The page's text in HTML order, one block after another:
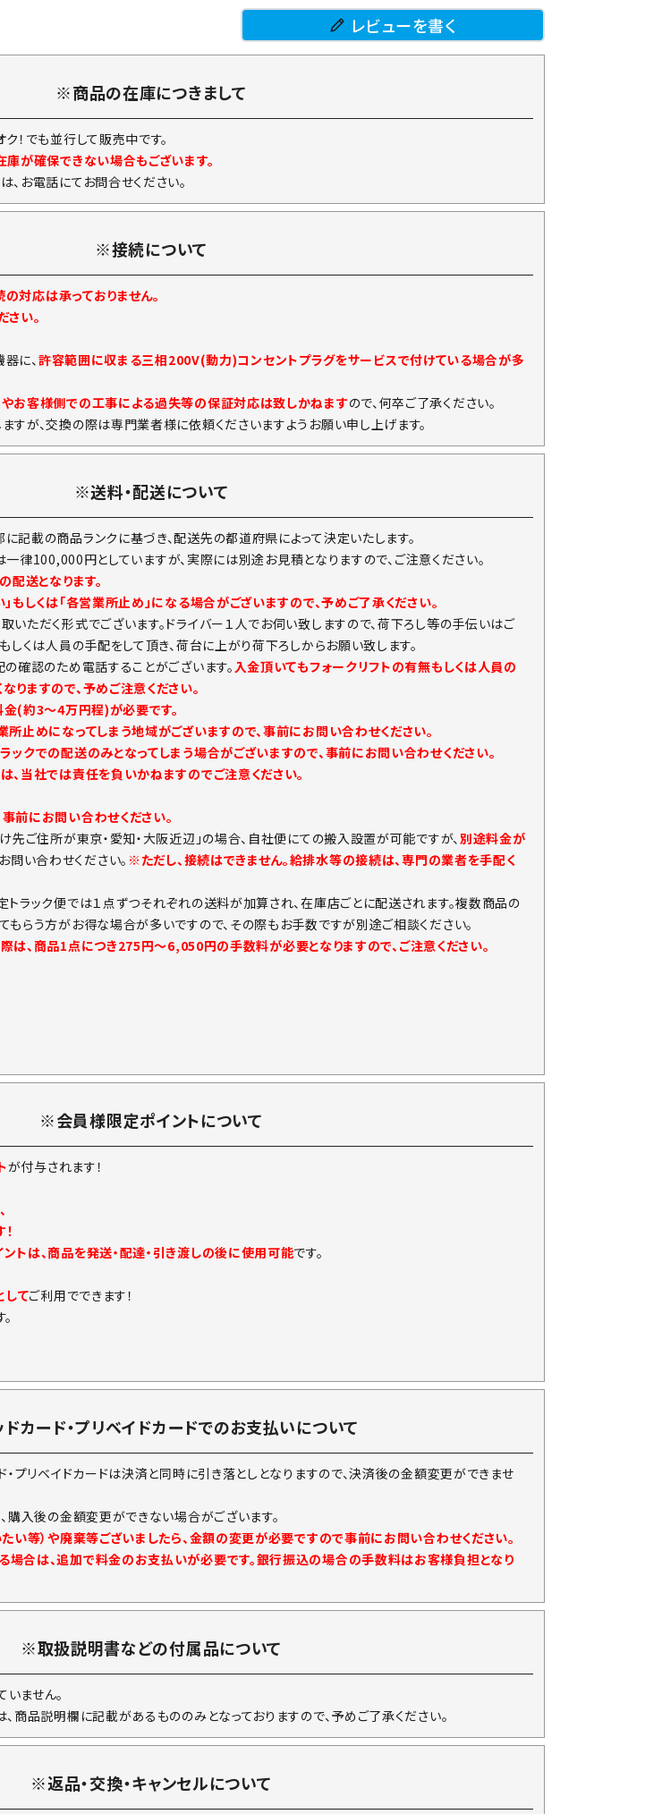
レビューを書く
※商品の在庫につきまして
！でも並行して販売中です。
庫が確保できない場合もございます。
お電話にてお問合せください。
※接続について
の対応は承っておりません。
い。
に、許容範囲に収まる三相200V(動力)コンセントプラグをサービスで付けている場合が多
お客様側での工事による過失等の保証対応は致しかねますので、何卒ご了承ください。
すが、交換の際は専門業者様に依頼くださいますようお願い申し上げます。
※送料・配送について
記載の商品ランクに基づき、配送先の都道府県によって決定いたします。
律100,000円としていますが、実際には別途お見積となりますので、ご注意ください。
送となります。
もしくは「各営業所止め」になる場合がございますので、予めご了承ください。
ただく形式でございます。ドライバー１人でお伺い致しますので、荷下ろし等の手伝いはご
しくは人員の手配をして頂き、荷台に上がり荷下ろしからお願い致します。
確認のため電話することがございます。入金頂いてもフォークリフトの有無もしくは人員の
ますので、予めご注意ください。
(約3～4万円程)が必要です。
止めになってしまう地域がございますので、事前にお問い合わせください。
クでの配送のみとなってしまう場合がございますので、事前にお問い合わせください。
当社では責任を負いかねますのでご注意ください。
前にお問い合わせください。
先ご住所が東京・愛知・大阪近辺」の場合、自社便にての搬入設置が可能ですが、別途料金が
問い合わせください。 ※ただし、接続はできません。給排水等の接続は、専門の業者を手配く
トラック便では１点ずつそれぞれの送料が加算され、在庫店ごとに配送されます。複数商品の
らう方がお得な場合が多いですので、その際もお手数ですが別途ご相談ください。
、商品1点につき275円～6,050円の手数料が必要となりますので、ご注意ください。
※会員様限定ポイントについて
が付与されます！
トは、商品を発送・配達・引き渡しの後に使用可能です。
してご利用でできます！
カード・プリベイドカードでのお支払いについて
・プリベイドカードは決済と同時に引き落としとなりますので、決済後の金額変更ができませ
購入後の金額変更ができない場合がございます。
い等）や廃棄等ございましたら、金額の変更が必要ですので事前にお問い合わせください。
合は、追加で料金のお支払いが必要です。銀行振込の場合の手数料はお客様負担となり
※取扱説明書などの付属品について
ません。
商品説明欄に記載があるもののみとなっておりますので、予めご了承ください。
※返品・交換・キャンセルについて